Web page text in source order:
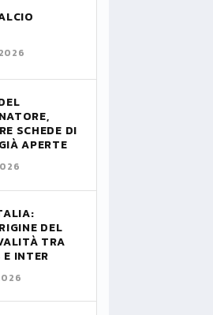
SCHEDE DI
APERTE
DEL
TRA
INTER